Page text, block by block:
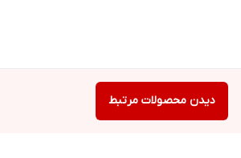
دیدن محصولات مرتبط